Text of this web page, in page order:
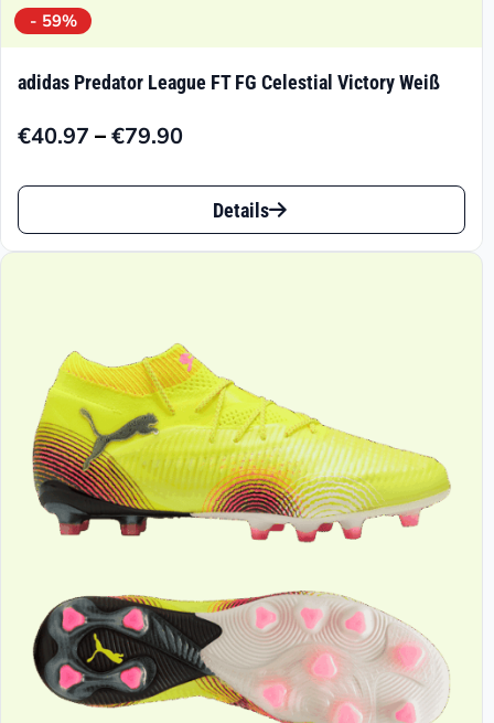
- 59%
adidas Predator League FT FG Celestial Victory Weiß
€40.97 –€79.90
Preisspanne:
€40.97
€79.90
Dieses
Produkt
Varianten
auf.
Die
Optionen
können
Produktseite
gewählt
werden
Details